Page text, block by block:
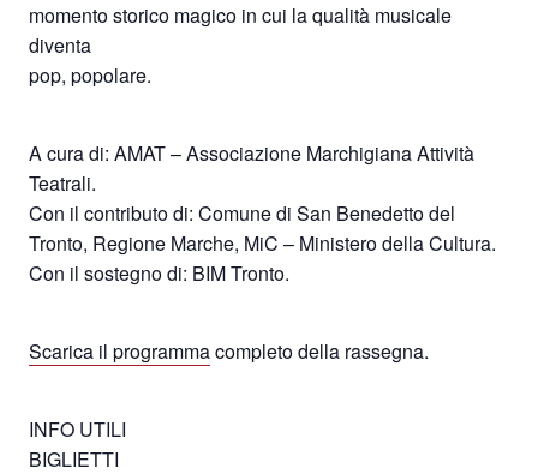
momento storico magico in cui la qualità musicale
diventa
pop, popolare.
A cura di: AMAT – Associazione Marchigiana Attività
Teatrali.
Con il contributo di: Comune di San Benedetto del
Tronto, Regione Marche, MiC – Ministero della Cultura.
Con il sostegno di: BIM Tronto.
Scarica il programmacompleto della rassegna.
INFO UTILI
BIGLIETTI